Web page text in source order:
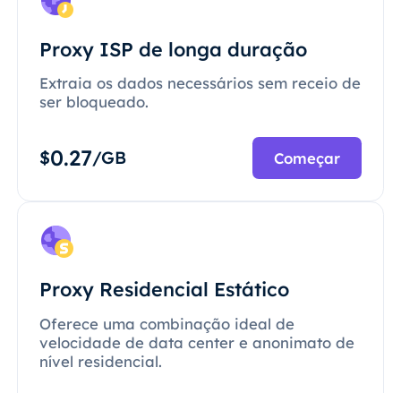
Proxy ISP de longa duração
Extraia os dados necessários sem receio de
ser bloqueado.
$0.27/GB Começar
Proxy Residencial Estático
Oferece uma combinação ideal de
velocidade de data center e anonimato de
nível residencial.